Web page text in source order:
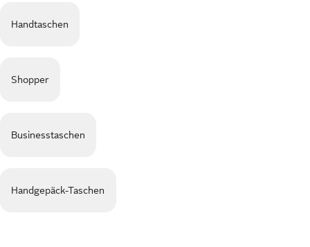
Handtaschen
Shopper
Businesstaschen
Handgepäck-Taschen